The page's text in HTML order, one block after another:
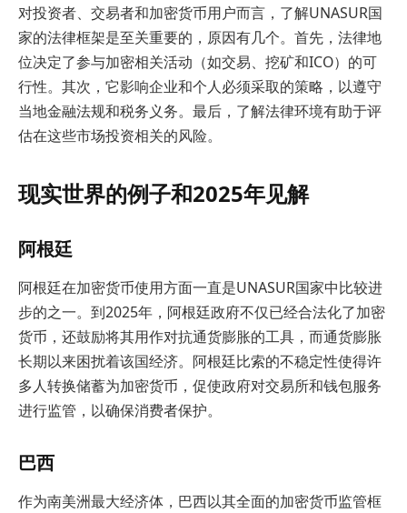
对投资者、交易者和加密货币用户而言，了解UNASUR国
家的法律框架是至关重要的，原因有几个。首先，法律地
位决定了参与加密相关活动（如交易、挖矿和ICO）的可
行性。其次，它影响企业和个人必须采取的策略，以遵守
当地金融法规和税务义务。最后，了解法律环境有助于评
估在这些市场投资相关的风险。
现实世界的例子和2025年见解
阿根廷
阿根廷在加密货币使用方面一直是UNASUR国家中比较进
步的之一。到2025年，阿根廷政府不仅已经合法化了加密
货币，还鼓励将其用作对抗通货膨胀的工具，而通货膨胀
长期以来困扰着该国经济。阿根廷比索的不稳定性使得许
多人转换储蓄为加密货币，促使政府对交易所和钱包服务
进行监管，以确保消费者保护。
巴西
作为南美洲最大经济体，巴西以其全面的加密货币监管框